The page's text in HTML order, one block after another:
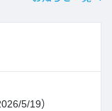
5/19）